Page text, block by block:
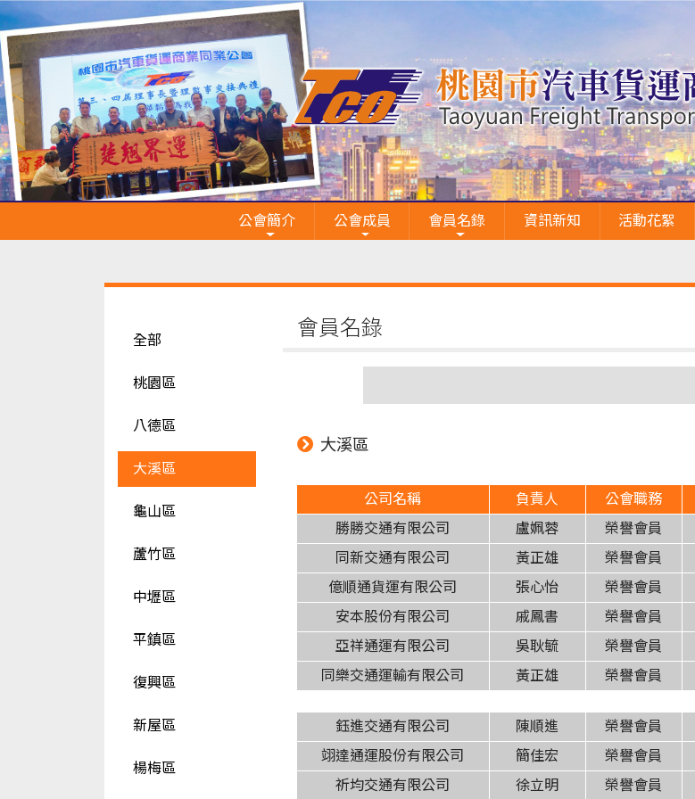
公會簡介 公會成員 會員名錄 資訊新知 活動花絮
全部
桃園區
八德區
大溪區
龜山區
蘆竹區
中壢區
平鎮區
復興區
新屋區
楊梅區
會員名錄
大溪區
公司名稱
勝勝交通有限公司
負責人
盧姵蓉
公會職務
榮譽會員
同新交通有限公司
黃正雄 榮譽會員
億順通貨運有限公司
張心怡 榮譽會員
安本股份有限公司
戚鳳書 榮譽會員
亞祥通運有限公司
吳耿毓 榮譽會員
同樂交通運輸有限公司
黃正雄 榮譽會員
鈺進交通有限公司
陳順進 榮譽會員
翊達通運股份有限公司
簡佳宏 榮譽會員
祈均交通有限公司
徐立明 榮譽會員